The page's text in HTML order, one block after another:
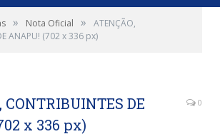
» Nota Oficial »
ATENÇÃO,
ANAPU! (702 x 336 px)
CONTRIBUINTES DE
x 336 px)
0